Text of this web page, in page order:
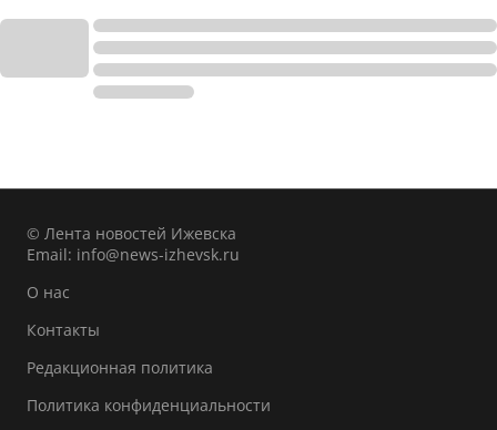
© Лента новостей Ижевска
Email: info@news-izhevsk.ru
О нас
Контакты
Редакционная политика
Политика конфиденциальности